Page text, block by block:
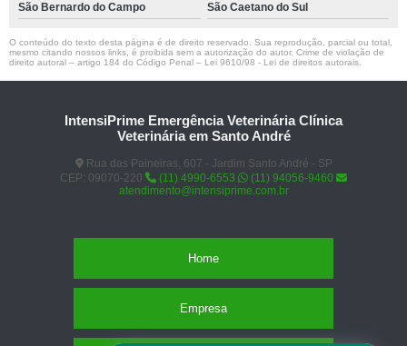
São Bernardo do Campo São Caetano do Sul
O conteúdo do texto desta página é de direito reservado. Sua reprodução, parcial ou total,
mesmo citando nossos links, é proibida sem a autorização do autor. Crime de violação de
direito autoral – artigo 184 do Código Penal – Lei 9610/98 - Lei de direitos autorais
IntensiPrime Emergência Veterinária Clínica
Veterinária em Santo André
Rua das Paineiras, 607 - Jardim Santo André - SP
CEP: 09070-220
(11) 4990-6553
(11) 94056-9460
atendimento@intensiprime.com.br
Home
Empresa